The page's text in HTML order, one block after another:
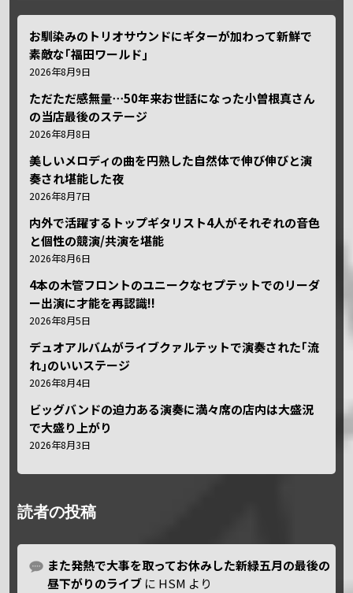
お馴染みのトリオサウンドにギターが加わって新鮮で
素敵な｢福田ワールド｣
2026年8月9日
ただただ感無量⋯50年来お世話になった小曽根真さん
の当店最後のステージ
2026年8月8日
美しいメロディの曲を円熟した自然体で伸び伸びと演
奏され堪能した夜
2026年8月7日
内外で活躍するトップギタリスト4人がそれぞれの音色
と個性の競演/共演を堪能
2026年8月6日
4本の木管フロントのユニークなセプテットでのリーダ
ー出演に才能を再認識!!
2026年8月5日
デュオアルバムがライブクァルテットで演奏された｢流
れ｣のいいステージ
2026年8月4日
ビッグバンドの迫力ある演奏に満々席の店内は大盛況
で大盛り上がり
2026年8月3日
読者の投稿
また発熱で大事を取ってお休みした新緑五月の最後の
昼下がりのライブ に HSM より